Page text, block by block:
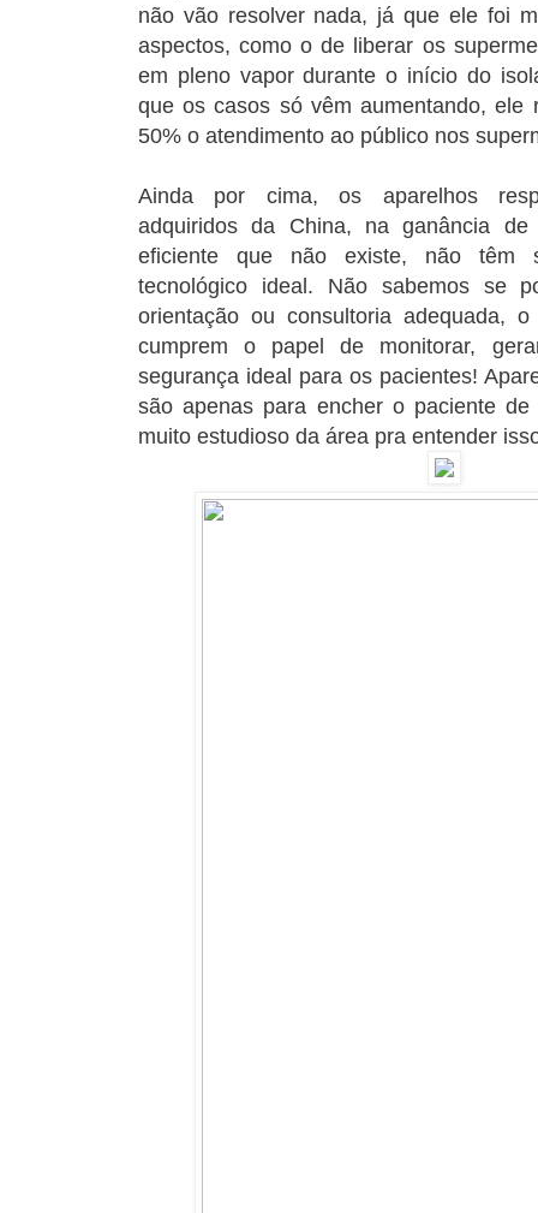
não vão resolver nada, já que ele foi
aspectos, como o de liberar os
em pleno vapor durante o início do
que os casos só vêm aumentando, ele
50% o atendimento ao público nos
Ainda por cima, os aparelhos
adquiridos da China, na ganância
eficiente que não existe, não têm
tecnológico ideal. Não sabemos se
orientação ou consultoria adequada,
cumprem o papel de monitorar,
segurança ideal para os pacientes!
são apenas para encher o paciente
muito estudioso da área pra entender